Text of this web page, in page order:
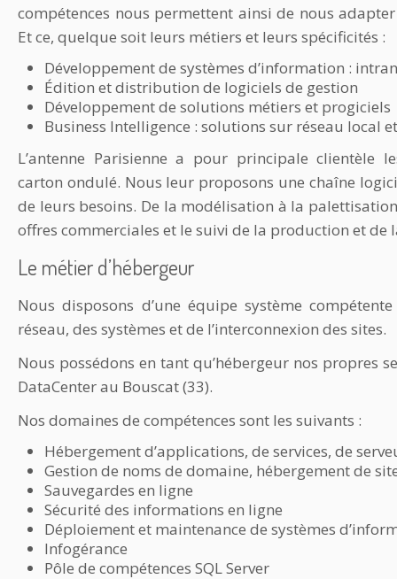
compétences nous permettent ainsi de nous
Et ce, quelque soit leurs métiers et leurs spécificités :
Développement de systèmes d’information :
Édition et distribution de logiciels de gestion
Développement de solutions métiers et progiciels
Business Intelligence : solutions sur réseau local
L’antenne Parisienne a pour principale clientèle
carton ondulé. Nous leur proposons une chaîne
de leurs besoins. De la modélisation à la
offres commerciales et le suivi de la production et
Le métier d’hébergeur
Nous disposons d’une équipe système
réseau, des systèmes et de l’interconnexion des sites.
Nous possédons en tant qu’hébergeur nos propres
DataCenter au Bouscat (33).
Nos domaines de compétences sont les suivants :
Hébergement d’applications, de services, de
Gestion de noms de domaine, hébergement de
Sauvegardes en ligne
Sécurité des informations en ligne
Déploiement et maintenance de systèmes
Infogérance
Pôle de compétences SQL Server